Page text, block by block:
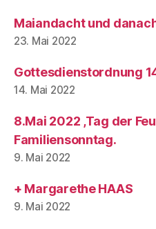
Maiandacht und
23. Mai 2022
Gottesdienstordnung
14. Mai 2022
8.Mai 2022 ,Tag der
Familiensonntag.
9. Mai 2022
+ Margarethe HAAS
9. Mai 2022